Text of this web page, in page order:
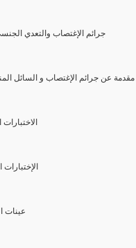
5- جرائم الإغتصاب والتعدي
(15) مقدمة عن جرائم الإغتصاب و السائل
(16)
(17)
6-